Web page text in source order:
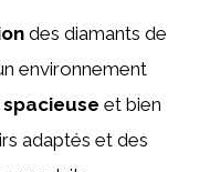
des diamants de
environnement
et bien
adaptés et des